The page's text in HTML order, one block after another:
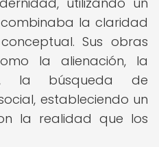
la claridad
Sus obras
la alienación, la
la búsqueda de
estableciendo un
la realidad que los